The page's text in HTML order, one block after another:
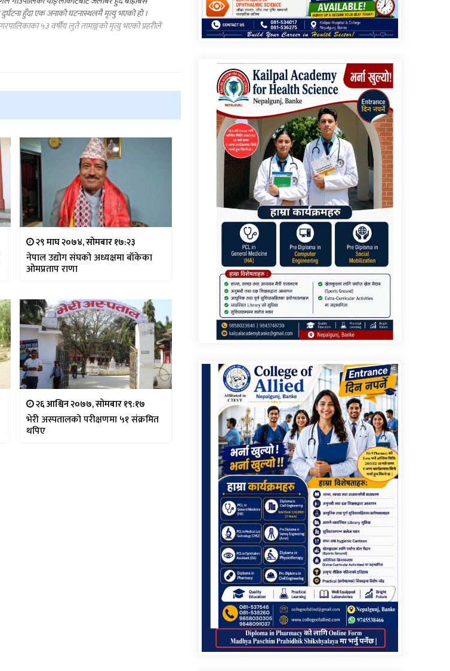
हुँदा एक जनाको घटनास्थलमै मृत्यु भएको हो ।
५३ वर्षीय लुते तामाङ्गको मृत्यु भएको प्रहरीले
२९ माघ २०७४, सोमबार १७:२३
नेपाल उद्योग संघको अध्यक्षमा बाँकेका
ओमप्रताप राणा
२६ आश्विन २०७७, सोमबार १९:१७
भेरी अस्पतालको परीक्षणमा ५१ संक्रमित
थपिए